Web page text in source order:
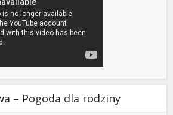
– Pogoda dla rodziny